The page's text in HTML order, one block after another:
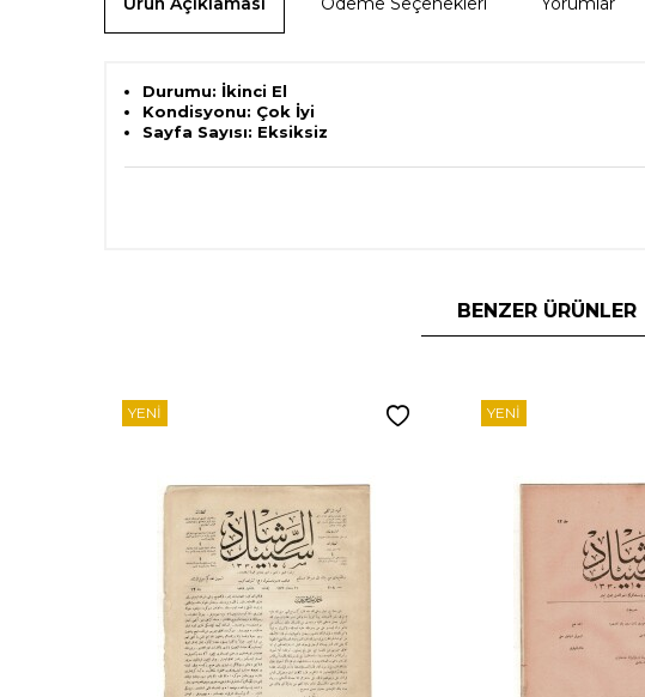
Durumu: İkinci El
Kondisyonu: Çok İyi
Sayfa Sayısı: Eksiksiz
BENZER ÜRÜNLER
YENI YENI